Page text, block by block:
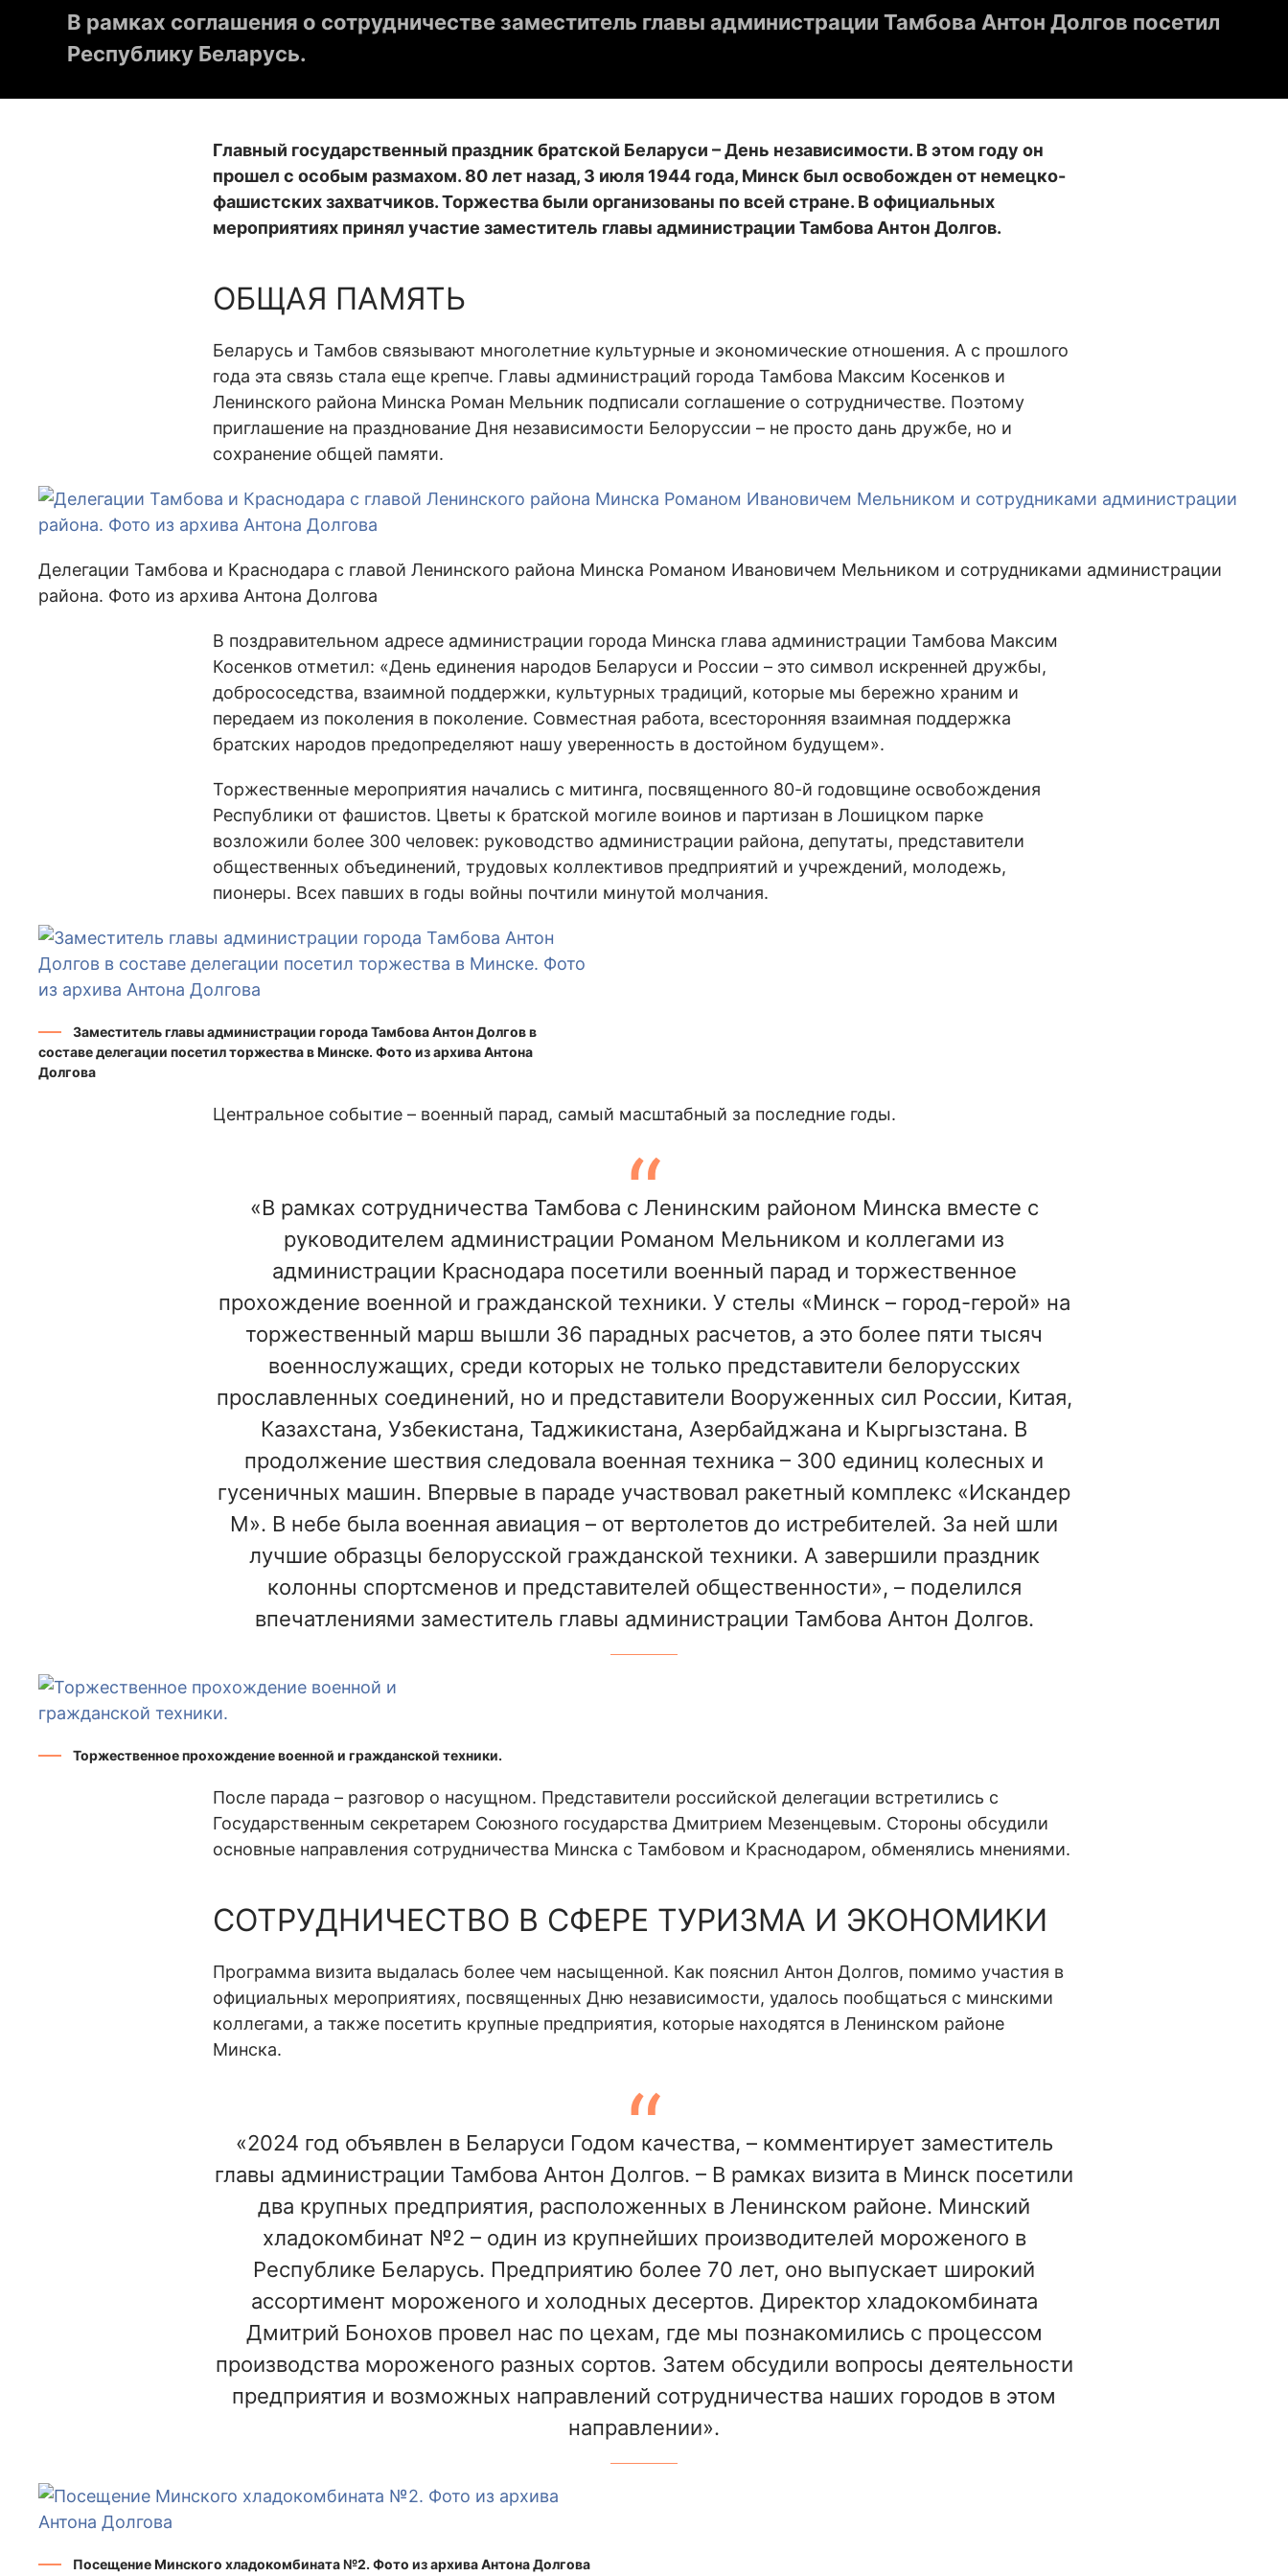
В рамках соглашения о сотрудничестве заместитель главы администрации Тамбова Антон Долгов посетил
Республику Беларусь.
Главный государственный праздник братской Беларуси – День независимости. В этом году он
прошел с особым размахом. 80 лет назад, 3 июля 1944 года, Минск был освобожден от немецко-
фашистских захватчиков. Торжества были организованы по всей стране. В официальных
мероприятиях принял участие заместитель главы администрации Тамбова Антон Долгов.
ОБЩАЯ ПАМЯТЬ
Беларусь и Тамбов связывают многолетние культурные и экономические отношения. А с прошлого
года эта связь стала еще крепче. Главы администраций города Тамбова Максим Косенков и
Ленинского района Минска Роман Мельник подписали соглашение о сотрудничестве. Поэтому
приглашение на празднование Дня независимости Белоруссии – не просто дань дружбе, но и
сохранение общей памяти.
Делегации Тамбова и Краснодара с главой Ленинского района Минска Романом Ивановичем Мельником и сотрудниками администрации
района. Фото из архива Антона Долгова
В поздравительном адресе администрации города Минска глава администрации Тамбова Максим
Косенков отметил: «День единения народов Беларуси и России – это символ искренней дружбы,
добрососедства, взаимной поддержки, культурных традиций, которые мы бережно храним и
передаем из поколения в поколение. Совместная работа, всесторонняя взаимная поддержка
братских народов предопределяют нашу уверенность в достойном будущем».
Торжественные мероприятия начались с митинга, посвященного 80-й годовщине освобождения
Республики от фашистов. Цветы к братской могиле воинов и партизан в Лошицком парке
возложили более 300 человек: руководство администрации района, депутаты, представители
общественных объединений, трудовых коллективов предприятий и учреждений, молодежь,
пионеры. Всех павших в годы войны почтили минутой молчания.
Заместитель главы администрации города Тамбова Антон Долгов в
составе делегации посетил торжества в Минске. Фото из архива Антона
Долгова
Центральное событие – военный парад, самый масштабный за последние годы.
«В рамках сотрудничества Тамбова с Ленинским районом Минска вместе с
руководителем администрации Романом Мельником и коллегами из
администрации Краснодара посетили военный парад и торжественное
прохождение военной и гражданской техники. У стелы «Минск – город-герой» на
торжественный марш вышли 36 парадных расчетов, а это более пяти тысяч
военнослужащих, среди которых не только представители белорусских
прославленных соединений, но и представители Вооруженных сил России, Китая,
Казахстана, Узбекистана, Таджикистана, Азербайджана и Кыргызстана. В
продолжение шествия следовала военная техника – 300 единиц колесных и
гусеничных машин. Впервые в параде участвовал ракетный комплекс «Искандер
М». В небе была военная авиация – от вертолетов до истребителей. За ней шли
лучшие образцы белорусской гражданской техники. А завершили праздник
колонны спортсменов и представителей общественности», – поделился
впечатлениями заместитель главы администрации Тамбова Антон Долгов.
Торжественное прохождение военной и гражданской техники.
После парада – разговор о насущном. Представители российской делегации встретились с
Государственным секретарем Союзного государства Дмитрием Мезенцевым. Стороны обсудили
основные направления сотрудничества Минска с Тамбовом и Краснодаром, обменялись мнениями.
СОТРУДНИЧЕСТВО В СФЕРЕ ТУРИЗМА И ЭКОНОМИКИ
Программа визита выдалась более чем насыщенной. Как пояснил Антон Долгов, помимо участия в
официальных мероприятиях, посвященных Дню независимости, удалось пообщаться с минскими
коллегами, а также посетить крупные предприятия, которые находятся в Ленинском районе
Минска.
«2024 год объявлен в Беларуси Годом качества, – комментирует заместитель
главы администрации Тамбова Антон Долгов. – В рамках визита в Минск посетили
два крупных предприятия, расположенных в Ленинском районе. Минский
хладокомбинат №2 – один из крупнейших производителей мороженого в
Республике Беларусь. Предприятию более 70 лет, оно выпускает широкий
ассортимент мороженого и холодных десертов. Директор хладокомбината
Дмитрий Бонохов провел нас по цехам, где мы познакомились с процессом
производства мороженого разных сортов. Затем обсудили вопросы деятельности
предприятия и возможных направлений сотрудничества наших городов в этом
направлении».
Посещение Минского хладокомбината №2. Фото из архива Антона Долгова